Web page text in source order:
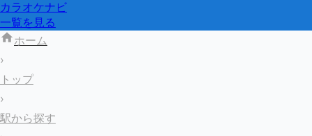
カラオケナビ
一覧を見る
ホーム
›
トップ
›
駅から探す